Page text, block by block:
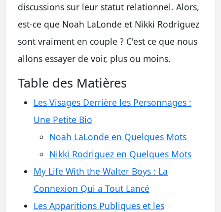
discussions sur leur statut relationnel. Alors,
est-ce que Noah LaLonde et Nikki Rodriguez
sont vraiment en couple ? C'est ce que nous
allons essayer de voir, plus ou moins.
Table des Matières
Les Visages Derrière les Personnages :
Une Petite Bio
Noah LaLonde en Quelques Mots
Nikki Rodriguez en Quelques Mots
My Life With the Walter Boys : La
Connexion Qui a Tout Lancé
Les Apparitions Publiques et les